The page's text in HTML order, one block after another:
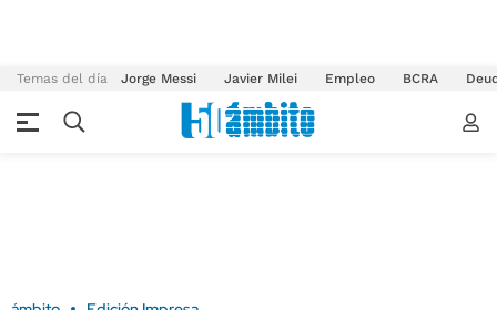
Temas del día Jorge Messi Javier Milei Empleo BCRA